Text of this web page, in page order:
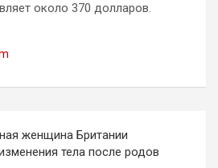
около 370 долларов.
женщина Британии
тела после родов